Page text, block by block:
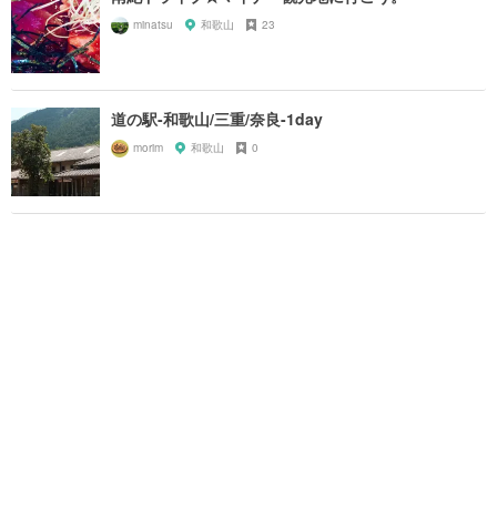
minatsu 和歌山 23
道の駅-和歌山/三重/奈良-1day
morim 和歌山 0